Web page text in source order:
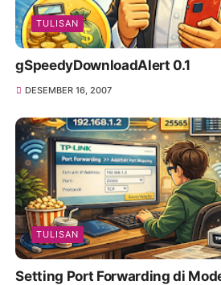
TULISAN
gSpeedyDownloadAlert 0.1
DESEMBER 16, 2007
TULISAN
Setting Port Forwarding di